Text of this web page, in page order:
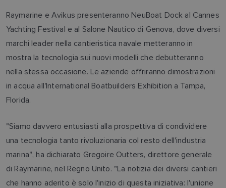
Raymarine e Avikus presenteranno NeuBoat Dock al Cannes
Yachting Festival e al Salone Nautico di Genova, dove diversi
marchi leader nella cantieristica navale metteranno in
mostra la tecnologia sui nuovi modelli che debutteranno
nella stessa occasione. Le aziende offriranno dimostrazioni
in acqua all'International Boatbuilders Exhibition a Tampa,
Florida.
"Siamo davvero entusiasti alla prospettiva di condividere
una tecnologia tanto rivoluzionaria col resto dell'industria
marina", ha dichiarato Gregoire Outters, direttore generale
di Raymarine, nel Regno Unito. "La notizia dei diversi cantieri
che hanno aderito è solo l'inizio di questa iniziativa: l'unione